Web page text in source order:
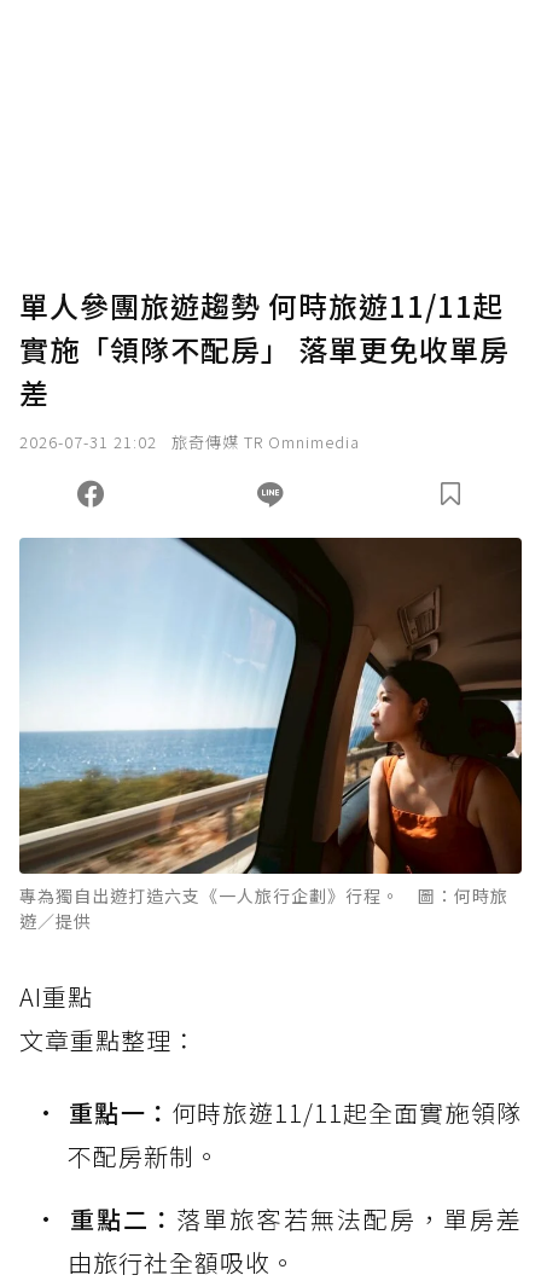
單人參團旅遊趨勢 何時旅遊11/11起
實施「領隊不配房」 落單更免收單房
差
2026-07-31 21:02 旅奇傳媒 TR Omnimedia
專為獨自出遊打造六支《一人旅行企劃》行程。 圖：何時旅
遊／提供
AI重點
文章重點整理：
重點一： 何時旅遊11/11起全面實施領隊
不配房新制。
重點二： 落單旅客若無法配房，單房差
由旅行社全額吸收。